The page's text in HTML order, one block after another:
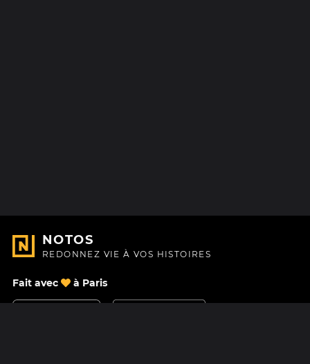
NOTOS
REDONNEZ VIE À VOS HISTOIRES
Fait avec à Paris